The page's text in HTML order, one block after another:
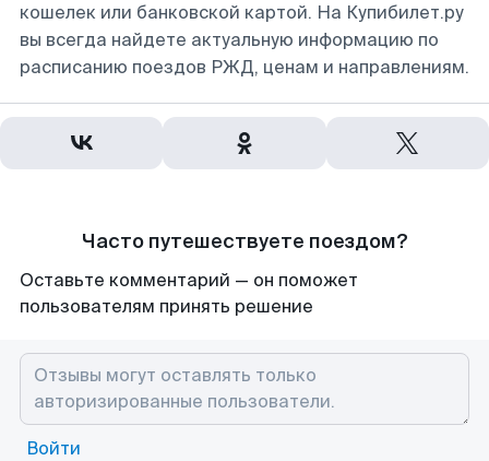
кошелек или банковской картой. На Купибилет.ру
вы всегда найдете актуальную информацию по
расписанию поездов РЖД, ценам и направлениям.
Часто путешествуете поездом?
Оставьте комментарий — он поможет
пользователям принять решение
Войти